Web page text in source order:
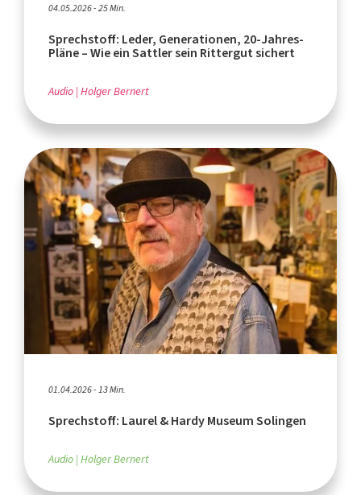
04.05.2026 - 25 Min.
Sprechstoff: Leder, Generationen, 20-Jahres-
Pläne – Wie ein Sattler sein Rittergut sichert
Audio Holger Bernert
01.04.2026 - 13 Min.
Sprechstoff: Laurel & Hardy Museum Solingen
Audio Holger Bernert